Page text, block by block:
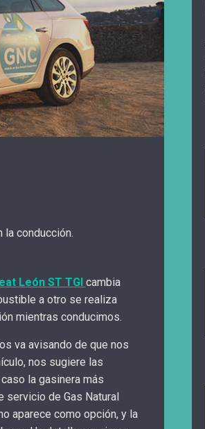
conducción.
León ST TGI cambia
a otro se realiza
mientras conducimos.
va avisando de que nos
nos sugiere las
la gasinera más
servicio de Gas Natural
aparece como opción, y la